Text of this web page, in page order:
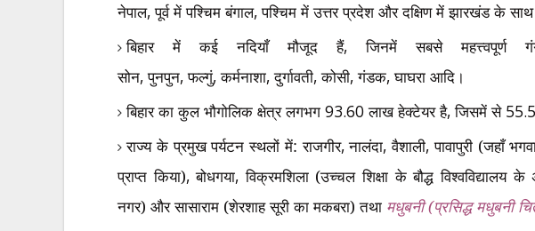
नेपाल,पूर्व में पश्चिम बंगाल,पश्चिम में उत्तर प्रदेश और दक्षिण में झारखंड के
बिहार में कई नदियाँ मौजूद हैं,जिनमें सबसे महत्त्वपूर्ण
सोन,पुनपुन,फल्गुं,कर्मनाशा,दुर्गावती,कोसी,गंडक,घाघरा आदि।
बिहार का कुल भौगोलिक क्षेत्र लगभग 93.60लाख हेक्टेयर है,जिसमें से
राज्य के प्रमुख पर्यटन स्थलों में: राजगीर,नालंदा,वैशाली,पावापुरी (जहाँ
प्राप्त किया),बोधगया,विक्रमशिला (उच्चल शिक्षा के बौद्ध विश्वविद्यालय
नगर) और सासाराम (शेरशाह सूरी का मकबरा) तथा मधुबनी (प्रसिद्ध मधुबनी